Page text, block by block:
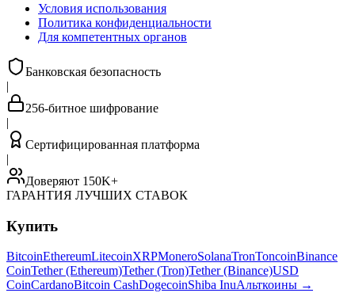
Условия использования
Политика конфиденциальности
Для компетентных органов
Банковская безопасность
|
256-битное шифрование
|
Сертифицированная платформа
|
Доверяют 150K+
ГАРАНТИЯ ЛУЧШИХ СТАВОК
Купить
BitcoinEthereumLitecoinXRPMoneroSolanaTronToncoinBinance
CoinTether (Ethereum)Tether (Tron)Tether (Binance)USD
CoinCardanoBitcoin CashDogecoinShiba InuАльткоины →